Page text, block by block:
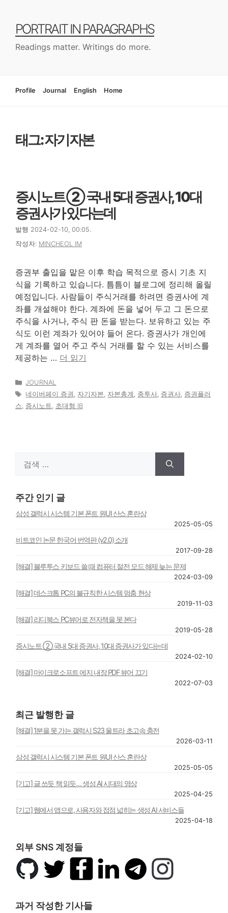
PORTRAIT IN PARAGRAPHS
Readings matter. Writings do more.
Profile Journal English Home
태그: 자기자본
증시노트 ② 국내 5대 증권사, 10대
증권사가 있다는데
발행 2024-02-10, 00:05.
작성자: MINCHEOL IM
증권부 출입을 맡은 이후 학습 목적으로 증시 기초 지
식을 기록하고 있습니다. 틈틈이 블로그에 정리해 올릴
예정입니다. 사람들이 주식거래를 하려면 증권사에 계
좌를 개설해야 한다. 계좌에 돈을 넣어 두고 그 돈으로
주식을 사거나, 주식 판 돈을 받는다. 보유하고 있는 주
식도 이런 계좌가 있어야 들어 온다. 증권사가 개인에
게 계좌를 열어 주고 주식 거래를 할 수 있는 서비스를
제공하는 … 더 읽기
카
테
리
JOURNAL
태
그
네이버페이 증권 , 자기자본, 자본총계 , 종투사, 증권사, 증권플러
스, 증시노트, 초대형 IB
주간 인기 글
삼성 갤럭시 시스템 기본 폰트 원UI 산스 혼란상
2025-05-05
비트코인 논문 한국어 번역판 (v2.0) 소개
2017-09-28
[해결] 블루투스 키보드 쓸 때 컴퓨터 절전 모드 해제 늦는 문제
2024-03-09
[해결] 데스크톱 PC의 불규칙한 시스템 멈춤 현상
2019-11-03
[해결] 리디북스 PC뷰어로 전자책을 못 본다
2019-05-28
증시노트 ② 국내 5대 증권사, 10대 증권사가 있다는데
2024-02-10
[해결] 마이크로소프트 에지 내장 PDF 뷰어 끄기
2022-07-03
최근 발행한 글
[해결] 1분을 못 가는 갤럭시 S23 울트라 초고속 충전
2026-03-11
삼성 갤럭시 시스템 기본 폰트 원UI 산스 혼란상
2025-05-05
[기고] 글 쓰듯 책 읽듯… 생성 AI 시대의 영상
2025-04-25
[기고] 웹에서 앱으로, 사용자와 접점 넓히는 생성 AI 서비스들
2025-04-18
외부 SNS 계정들
깃
허
트
위
페
북
링
텔
레
인
스
과거 작성한 기사들